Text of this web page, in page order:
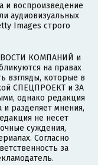
и воспроизведение
аудиовизуальных
Images строго
КОМПАНИЙ и
на правах
взгляды, которые в
СПЕЦПРОЕКТ и ЗА
однако редакция
и разделяет мнения,
не несет
суждения,
Согласно
за